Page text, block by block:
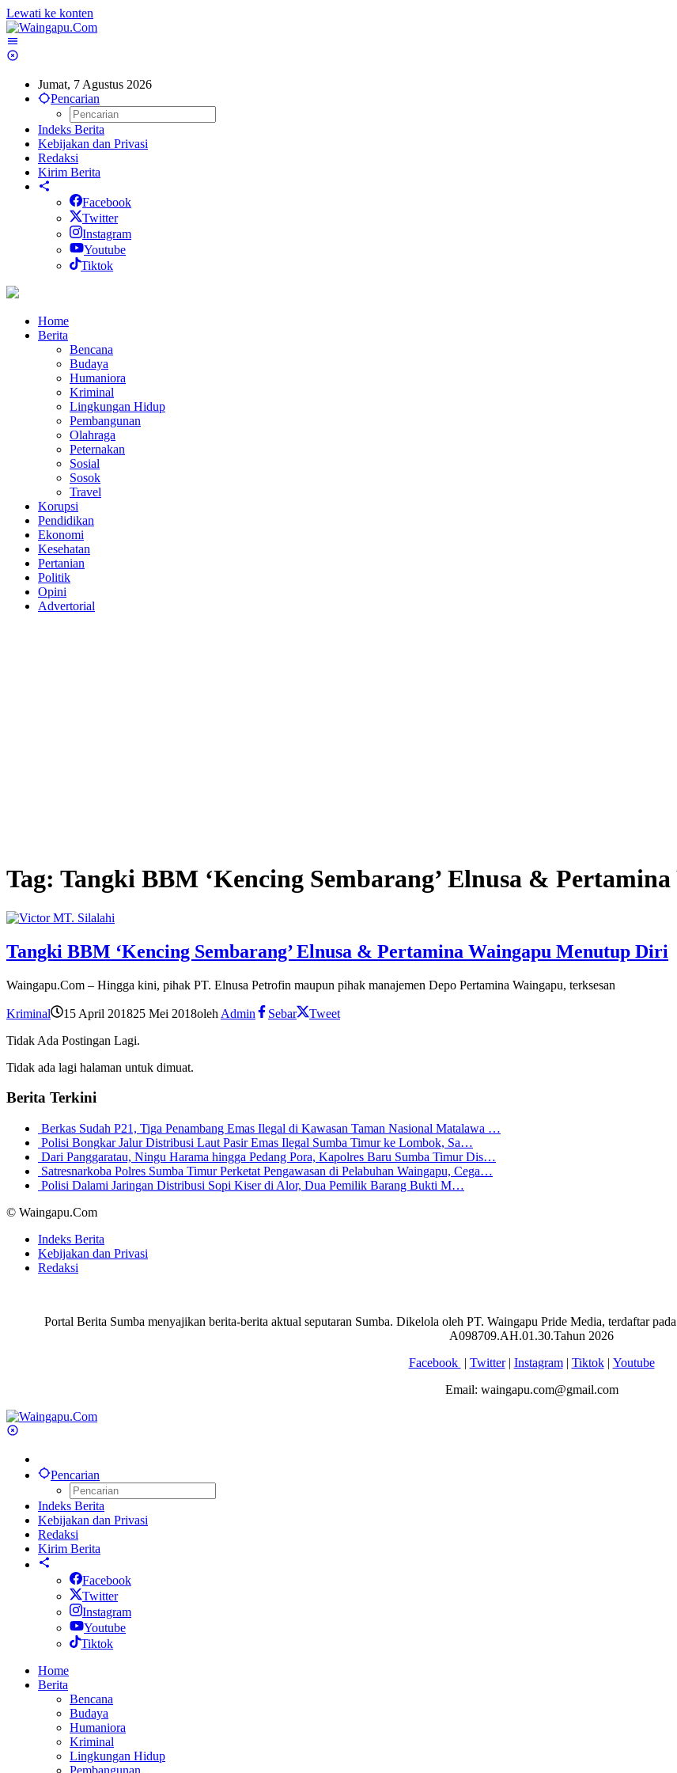
Lewati ke konten
Jumat, 7 Agustus 2026
Pencarian
Indeks Berita
Kebijakan dan Privasi
Redaksi
Kirim Berita
Facebook
Twitter
Instagram
Youtube
Tiktok
Home
Berita
Bencana
Budaya
Humaniora
Kriminal
Lingkungan Hidup
Pembangunan
Olahraga
Peternakan
Sosial
Sosok
Travel
Korupsi
Pendidikan
Ekonomi
Kesehatan
Pertanian
Politik
Opini
Advertorial
Tag: Tangki BBM ‘Kencing Sembarang’ Elnusa &
Tangki BBM ‘Kencing Sembarang’ Elnusa & Pertamina Waingapu Menutup Diri
Waingapu.Com – Hingga kini, pihak PT. Elnusa Petrofin maupun pihak manajemen Depo Pertamina Waingapu, terksesan
Kriminal 15 April 201825 Mei 2018oleh Admin Sebar
Tweet
Tidak Ada Postingan Lagi.
Tidak ada lagi halaman untuk dimuat.
Berita Terkini
Berkas Sudah P21, Tiga Penambang Emas Ilegal di Kawasan Taman Nasional Matalawa …
Polisi Bongkar Jalur Distribusi Laut Pasir Emas Ilegal Sumba Timur ke Lombok, Sa…
Dari Panggaratau, Ningu Harama hingga Pedang Pora, Kapolres Baru Sumba Timur Dis…
Satresnarkoba Polres Sumba Timur Perketat Pengawasan di Pelabuhan Waingapu, Cega…
Polisi Dalami Jaringan Distribusi Sopi Kiser di Alor, Dua Pemilik Barang Bukti M…
© Waingapu.Com
Indeks Berita
Kebijakan dan Privasi
Redaksi
Portal Berita Sumba menyajikan berita-berita aktual seputaran Sumba. Dikelola oleh PT. Waingapu Pride Media, terdaftar
A098709.AH.01.30.Tahun 2026
Facebook | Twitter| Instagram| Tiktok| Youtube
Email: waingapu.com@gmail.com
Pencarian
Indeks Berita
Kebijakan dan Privasi
Redaksi
Kirim Berita
Facebook
Twitter
Instagram
Youtube
Tiktok
Home
Berita
Bencana
Budaya
Humaniora
Kriminal
Lingkungan Hidup